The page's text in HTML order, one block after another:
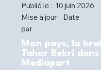
Publié le : 10 juin 2026
Mise à jour : Date
par
Mon pays, la
Tahar Bekri
Mediapart